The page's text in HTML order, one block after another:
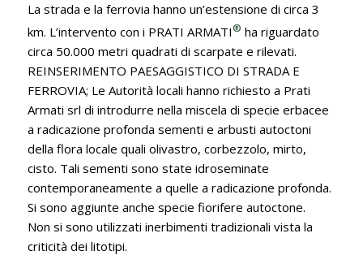
La strada e la ferrovia hanno un’estensione di circa 3
km. L’intervento con i PRATI ARMATI® ha riguardato
circa 50.000 metri quadrati di scarpate e rilevati.
REINSERIMENTO PAESAGGISTICO DI STRADA E
FERROVIA; Le Autorità locali hanno richiesto a Prati
Armati srl di introdurre nella miscela di specie erbacee
a radicazione profonda sementi e arbusti autoctoni
della flora locale quali olivastro, corbezzolo, mirto,
cisto. Tali sementi sono state idroseminate
contemporaneamente a quelle a radicazione profonda.
Si sono aggiunte anche specie fiorifere autoctone.
Non si sono utilizzati inerbimenti tradizionali vista la
criticità dei litotipi.